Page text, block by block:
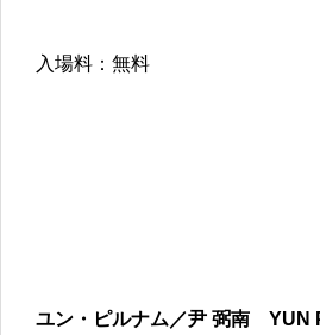
入場料：無料
ユン・ピルナム／尹 弼南 YUN